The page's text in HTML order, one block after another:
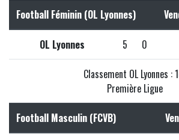
Football Féminin (OL Lyonnes)
OL Lyonnes 5 0
Classement OL Lyonnes :
Première Ligue
Football Masculin (FCVB)